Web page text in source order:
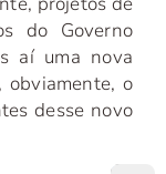
do Governo
aí uma nova
o
desse novo